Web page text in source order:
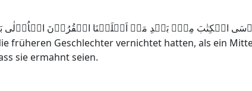
früheren Geschlechter vernichtet hatten, als ein
sie ermahnt seien.